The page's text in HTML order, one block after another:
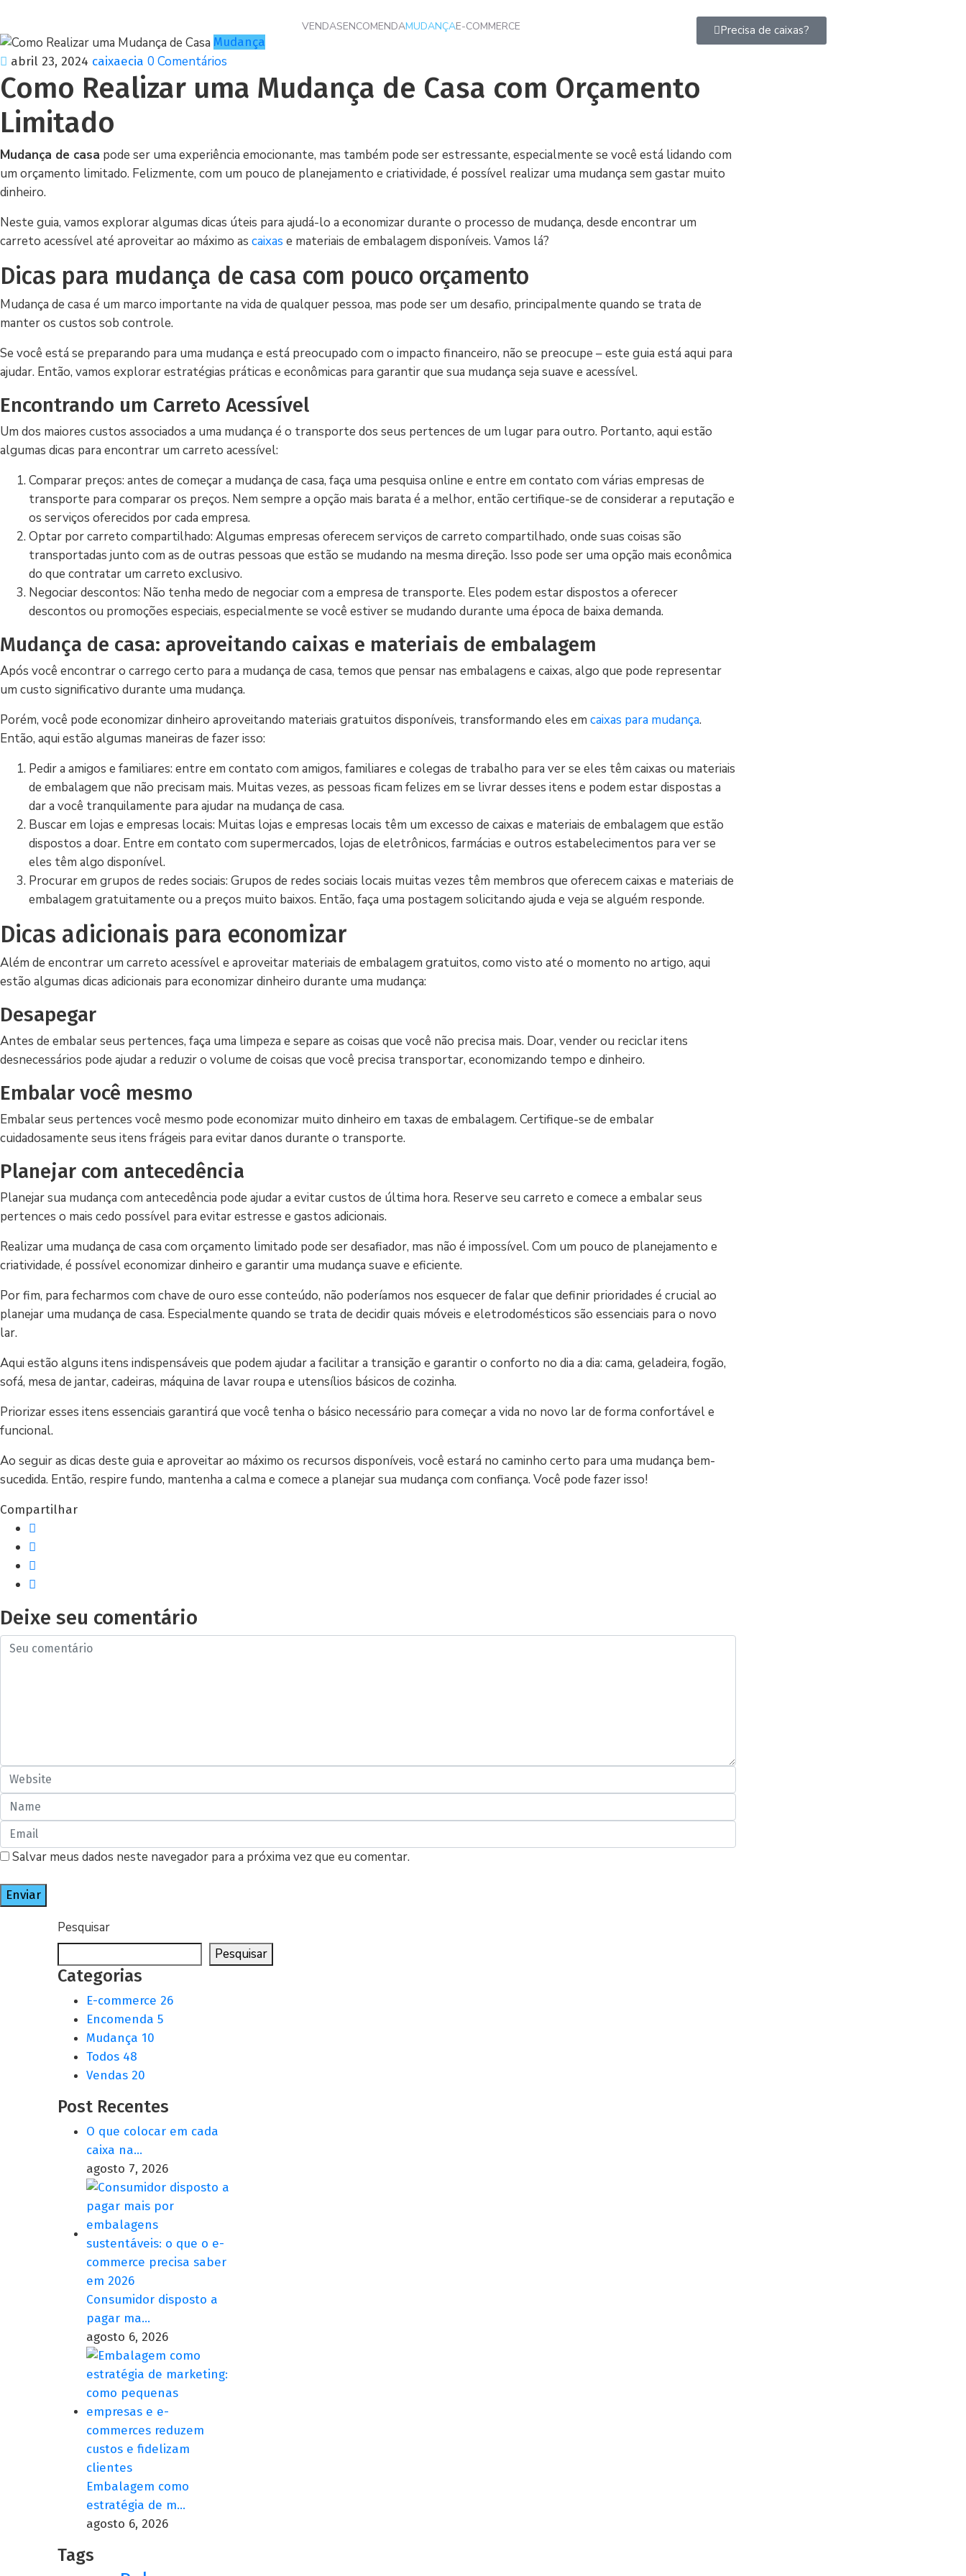
VENDASENCOMENDAMUDANÇAE-COMMERCE Precisa de caixas?
Mudança
abril 23, 2024 caixaecia 0 Comentários
Como Realizar uma Mudança de Casa com Orçamento
Limitado
Mudança de casa pode ser uma experiência emocionante, mas também pode ser estressante, especialmente se você está lidando com
um orçamento limitado. Felizmente, com um pouco de planejamento e criatividade, é possível realizar uma mudança sem gastar muito
dinheiro.
Neste guia, vamos explorar algumas dicas úteis para ajudá-lo a economizar durante o processo de mudança, desde encontrar um
carreto acessível até aproveitar ao máximo as caixas e materiais de embalagem disponíveis. Vamos lá?
Dicas para mudança de casa com pouco orçamento
Mudança de casa é um marco importante na vida de qualquer pessoa, mas pode ser um desafio, principalmente quando se trata de
manter os custos sob controle.
Se você está se preparando para uma mudança e está preocupado com o impacto financeiro, não se preocupe – este guia está aqui para
ajudar. Então, vamos explorar estratégias práticas e econômicas para garantir que sua mudança seja suave e acessível.
Encontrando um Carreto Acessível
Um dos maiores custos associados a uma mudança é o transporte dos seus pertences de um lugar para outro. Portanto, aqui estão
algumas dicas para encontrar um carreto acessível:
Comparar preços: antes de começar a mudança de casa, faça uma pesquisa online e entre em contato com várias empresas de
transporte para comparar os preços. Nem sempre a opção mais barata é a melhor, então certifique-se de considerar a reputação e
os serviços oferecidos por cada empresa.
Optar por carreto compartilhado: Algumas empresas oferecem serviços de carreto compartilhado, onde suas coisas são
transportadas junto com as de outras pessoas que estão se mudando na mesma direção. Isso pode ser uma opção mais econômica
do que contratar um carreto exclusivo.
Negociar descontos: Não tenha medo de negociar com a empresa de transporte. Eles podem estar dispostos a oferecer
descontos ou promoções especiais, especialmente se você estiver se mudando durante uma época de baixa demanda.
Mudança de casa: aproveitando caixas e materiais de embalagem
Após você encontrar o carrego certo para a mudança de casa, temos que pensar nas embalagens e caixas, algo que pode representar
um custo significativo durante uma mudança.
Porém, você pode economizar dinheiro aproveitando materiais gratuitos disponíveis, transformando eles em caixas para mudança.
Então, aqui estão algumas maneiras de fazer isso:
Pedir a amigos e familiares: entre em contato com amigos, familiares e colegas de trabalho para ver se eles têm caixas ou materiais
de embalagem que não precisam mais. Muitas vezes, as pessoas ficam felizes em se livrar desses itens e podem estar dispostas a
dar a você tranquilamente para ajudar na mudança de casa.
Buscar em lojas e empresas locais: Muitas lojas e empresas locais têm um excesso de caixas e materiais de embalagem que estão
dispostos a doar. Entre em contato com supermercados, lojas de eletrônicos, farmácias e outros estabelecimentos para ver se
eles têm algo disponível.
Procurar em grupos de redes sociais: Grupos de redes sociais locais muitas vezes têm membros que oferecem caixas e materiais de
embalagem gratuitamente ou a preços muito baixos. Então, faça uma postagem solicitando ajuda e veja se alguém responde.
Dicas adicionais para economizar
Além de encontrar um carreto acessível e aproveitar materiais de embalagem gratuitos, como visto até o momento no artigo, aqui
estão algumas dicas adicionais para economizar dinheiro durante uma mudança:
Desapegar
Antes de embalar seus pertences, faça uma limpeza e separe as coisas que você não precisa mais. Doar, vender ou reciclar itens
desnecessários pode ajudar a reduzir o volume de coisas que você precisa transportar, economizando tempo e dinheiro.
Embalar você mesmo
Embalar seus pertences você mesmo pode economizar muito dinheiro em taxas de embalagem. Certifique-se de embalar
cuidadosamente seus itens frágeis para evitar danos durante o transporte.
Planejar com antecedência
Planejar sua mudança com antecedência pode ajudar a evitar custos de última hora. Reserve seu carreto e comece a embalar seus
pertences o mais cedo possível para evitar estresse e gastos adicionais.
Realizar uma mudança de casa com orçamento limitado pode ser desafiador, mas não é impossível. Com um pouco de planejamento e
criatividade, é possível economizar dinheiro e garantir uma mudança suave e eficiente.
Por fim, para fecharmos com chave de ouro esse conteúdo, não poderíamos nos esquecer de falar que definir prioridades é crucial ao
planejar uma mudança de casa. Especialmente quando se trata de decidir quais móveis e eletrodomésticos são essenciais para o novo
lar.
Aqui estão alguns itens indispensáveis que podem ajudar a facilitar a transição e garantir o conforto no dia a dia: cama, geladeira, fogão,
sofá, mesa de jantar, cadeiras, máquina de lavar roupa e utensílios básicos de cozinha.
Priorizar esses itens essenciais garantirá que você tenha o básico necessário para começar a vida no novo lar de forma confortável e
funcional.
Ao seguir as dicas deste guia e aproveitar ao máximo os recursos disponíveis, você estará no caminho certo para uma mudança bem-
sucedida. Então, respire fundo, mantenha a calma e comece a planejar sua mudança com confiança. Você pode fazer isso!
Compartilhar
Deixe seu comentário
Salvar meus dados neste navegador para a próxima vez que eu comentar.
Pesquisar
Pesquisar
Categorias
E-commerce 26
Encomenda 5
Mudança 10
Todos 48
Vendas 20
Post Recentes
O que colocar em cada
caixa na…
agosto 7, 2026
Consumidor disposto a
pagar ma…
agosto 6, 2026
Embalagem como
estratégia de m…
agosto 6, 2026
Tags